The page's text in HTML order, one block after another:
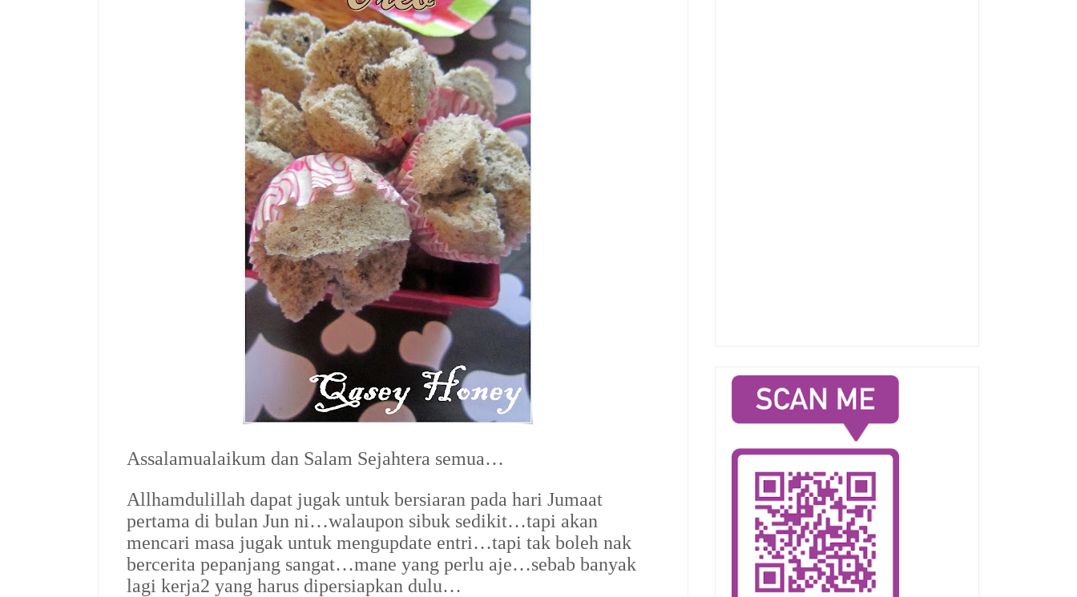
Assalamualaikum dan Salam Sejahtera semua…
Allhamdulillah dapat jugak untuk bersiaran pada hari Jumaat
pertama di bulan Jun ni…walaupon sibuk sedikit…tapi akan
mencari masa jugak untuk mengupdate entri…tapi tak boleh nak
bercerita pepanjang sangat…mane yang perlu aje…sebab banyak
lagi kerja2 yang harus dipersiapkan dulu…